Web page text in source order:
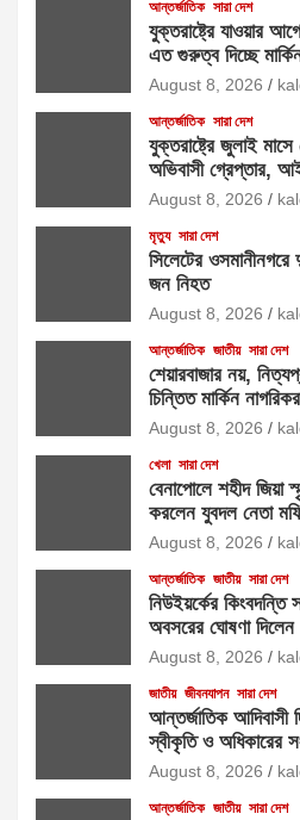
আন্তর্জাতিক সারা দেশ
যুক্তরাষ্ট্রে যাওয়ার
এত গুরুত্ব দিচ্ছে
August 8, 2026
আন্তর্জাতিক সারা দেশ
যুক্তরাষ্ট্রে জুলাই
অভিবাসী গ্রেপ্তার,
August 8, 2026
মৃত্যু সারা দেশ
সিলেটের
জন নিহত
August 8, 2026
আন্তর্জাতিক জাতীয় সারা দেশ
শেয়ারবাজার নয়,
চিন্তিত মার্কিন
August 8, 2026
খেলা সারা দেশ
বেনাপোলে শহীদ জিয়া
করলেন যুবদল নেতা
August 8, 2026
আন্তর্জাতিক জাতীয় সারা দেশ
নিউইয়র্কের কিংবদন্তি
অবসরের ঘোষণা দিলেন
August 8, 2026
জাতীয় জীবনযাপন সারা দেশ
আন্তর্জাতিক আদিবাসী
স্বীকৃতি ও অধিকারের
August 8, 2026
আন্তর্জাতিক জাতীয় সারা দেশ